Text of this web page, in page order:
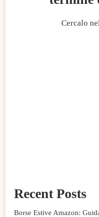
Cercalo
Recent Posts
Borse Estive Amazon: